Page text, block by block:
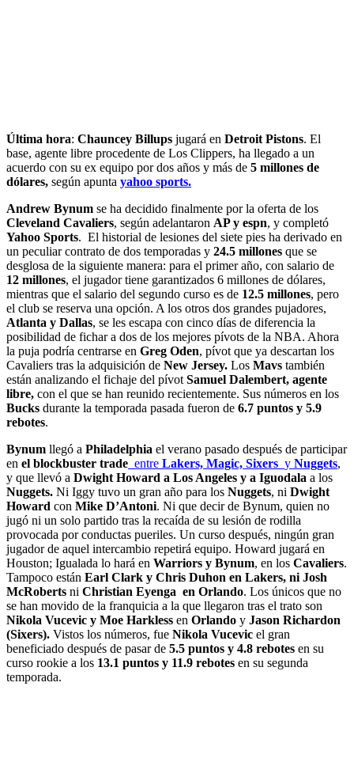
Última hora: Chauncey Billups jugará en Detroit Pistons. El
base, agente libre procedente de Los Clippers, ha llegado a un
acuerdo con su ex equipo por dos años y más de 5 millones de
dólares, según apunta yahoo sports.
Andrew Bynum se ha decidido finalmente por la oferta de los
Cleveland Cavaliers, según adelantaron AP y espn, y completó
Yahoo Sports. El historial de lesiones del siete pies ha derivado en
un peculiar contrato de dos temporadas y 24.5 millones que se
desglosa de la siguiente manera: para el primer año, con salario de
12 millones, el jugador tiene garantizados 6 millones de dólares,
mientras que el salario del segundo curso es de 12.5 millones, pero
el club se reserva una opción. A los otros dos grandes pujadores,
Atlanta y Dallas, se les escapa con cinco días de diferencia la
posibilidad de fichar a dos de los mejores pívots de la NBA. Ahora
la puja podría centrarse en Greg Oden, pívot que ya descartan los
Cavaliers tras la adquisición de New Jersey. Los Mavs también
están analizando el fichaje del pívot Samuel Dalembert, agente
libre, con el que se han reunido recientemente. Sus números en los
Bucks durante la temporada pasada fueron de 6.7 puntos y 5.9
rebotes.
Bynum llegó a Philadelphia el verano pasado después de participar
en el blockbuster trade entre Lakers, Magic, Sixers y Nuggets,
y que llevó a Dwight Howard a Los Angeles y a Iguodala a los
Nuggets. Ni Iggy tuvo un gran año para los Nuggets, ni Dwight
Howard con Mike D’Antoni. Ni que decir de Bynum, quien no
jugó ni un solo partido tras la recaída de su lesión de rodilla
provocada por conductas pueriles. Un curso después, ningún gran
jugador de aquel intercambio repetirá equipo. Howard jugará en
Houston; Igualada lo hará en Warriors y Bynum, en los Cavaliers.
Tampoco están Earl Clark y Chris Duhon en Lakers, ni Josh
McRoberts ni Christian Eyenga en Orlando. Los únicos que no
se han movido de la franquicia a la que llegaron tras el trato son
Nikola Vucevic y Moe Harkless en Orlando y Jason Richardon
(Sixers). Vistos los números, fue Nikola Vucevic el gran
beneficiado después de pasar de 5.5 puntos y 4.8 rebotes en su
curso rookie a los 13.1 puntos y 11.9 rebotes en su segunda
temporada.